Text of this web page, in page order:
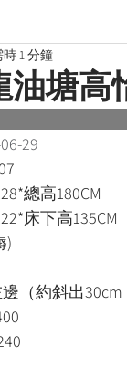
sofa類
檯類 櫃-鋼製
油塘高
1 分鐘
29
總高180CM
床下高135CM
)
（約斜出